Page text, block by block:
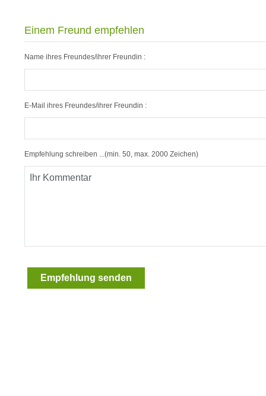
Einem Freund empfehlen
Name ihres Freundes/ihrer Freundin :
E-Mail ihres Freundes/ihrer Freundin :
Empfehlung schreiben ...(min. 50, max. 2000 Zeichen)
Empfehlung senden